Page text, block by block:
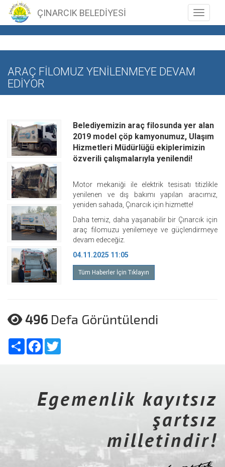
Toggle
ÇINARCIK BELEDİYESİ
ARAÇ FİLOMUZ YENİLENMEYE DEVAM
EDİYOR
Belediyemizin araç filosunda yer alan
2019 model çöp kamyonumuz, Ulaşım
Hizmetleri Müdürlüğü ekiplerimizin
özverili çalışmalarıyla yenilendi!
Motor mekaniği ile elektrik tesisatı titizlikle
yenilenen ve dış bakımı yapılan aracımız,
yeniden sahada, Çınarcık için hizmette!
Daha temiz, daha yaşanabilir bir Çınarcık için
araç filomuzu yenilemeye ve güçlendirmeye
devam edeceğiz.
04.11.2025 11:05
Tüm Haberler İçin Tıklayın
496 Defa Görüntülendi
Share Facebook
Egemenlik kayıtsız
şartsız
milletindir!